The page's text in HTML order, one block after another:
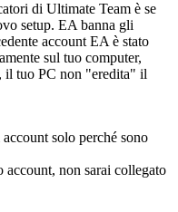
di Ultimate Team è se
setup. EA banna gli
account EA è stato
sul tuo computer,
il tuo PC non "eredita" il
solo perché sono
account, non sarai collegato